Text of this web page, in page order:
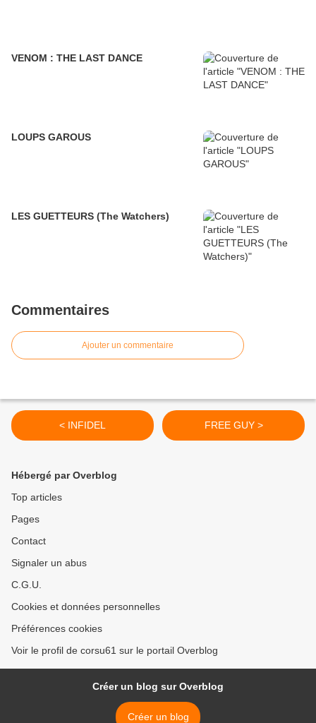
VENOM : THE LAST DANCE
LOUPS GAROUS
LES GUETTEURS (The Watchers)
Commentaires
Ajouter un commentaire
< INFIDEL FREE GUY >
Hébergé par Overblog
Top articles
Pages
Contact
Signaler un abus
C.G.U.
Cookies et données personnelles
Préférences cookies
Voir le profil de corsu61 sur le portail Overblog
Créer un blog sur Overblog
Créer un blog